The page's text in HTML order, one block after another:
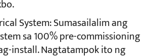
System: Sumasailalim ang
sa 100% pre-commissioning
install. Nagtatampok ito ng